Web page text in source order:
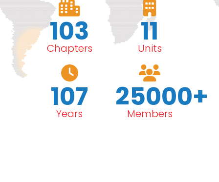
103
Chapters 11
Units
107
Years 25000+
Members